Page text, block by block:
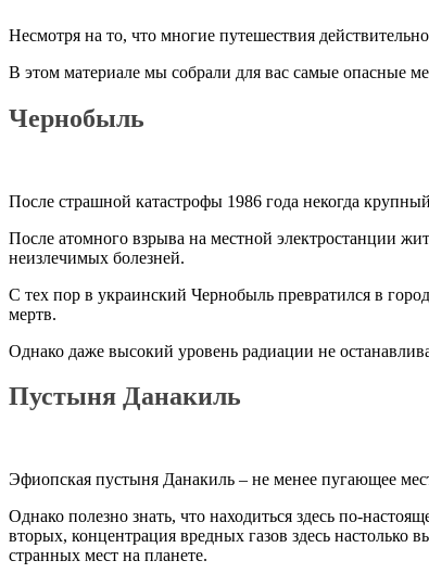
Несмотря на то, что многие путешествия
В этом материале мы собрали для вас самые опасные
Чернобыль
После страшной катастрофы 1986 года некогда
После атомного взрыва на местной электростанции
неизлечимых болезней.
С тех пор в украинский Чернобыль превратился в
мертв.
Однако даже высокий уровень радиации не
Пустыня Данакиль
Эфиопская пустыня Данакиль – не менее пугающее
Однако полезно знать, что находиться здесь по-
вторых, концентрация вредных газов здесь
странных мест на планете.